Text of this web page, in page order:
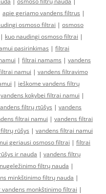
apie geriamo vandens filtrus |
osmoso filtrai | osmoso
| kuo naudingi osmoso filtrai |
pasirinkimas | filtrai
| filtrai namams | vandens
namui | vandens filtravimo
| ieškome vandens filtrų
vandens kokybei filtrai namui |
filtrų rtūšys | vandens
filtrai namui | vandens filtrai
rūšys | vandens filtrai namui
geriausi osmoso filtrai | filtrai
ir nauda | vandens filtrų
nugeležinimo filtrų nauda |
minkštinimo filtrų nauda |
monkštinimo filtrai |